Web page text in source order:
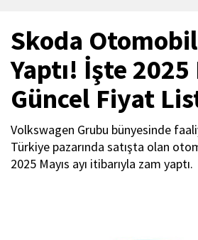
i
g
a
t
o
Skoda
Yaptı! İşte 2025
Güncel Fiyat
Volkswagen Grubu bünyesinde
Türkiye pazarında satışta olan
2025 Mayıs ayı itibarıyla zam yaptı.